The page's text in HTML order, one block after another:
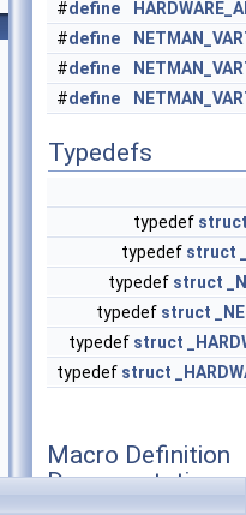
#define
#define
#define
#define
Typedefs
typedef
typedef struct
typedef struct
typedef struct
typedef struct
typedef struct
Macro Definition
Documentation